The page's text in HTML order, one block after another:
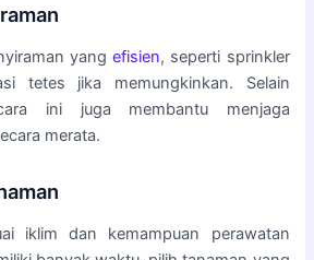
yangefisien, seperti sprinkler
tetes jika memungkinkan. Selain
ini juga membantu menjaga
merata.
iklim dan kemampuan perawatan